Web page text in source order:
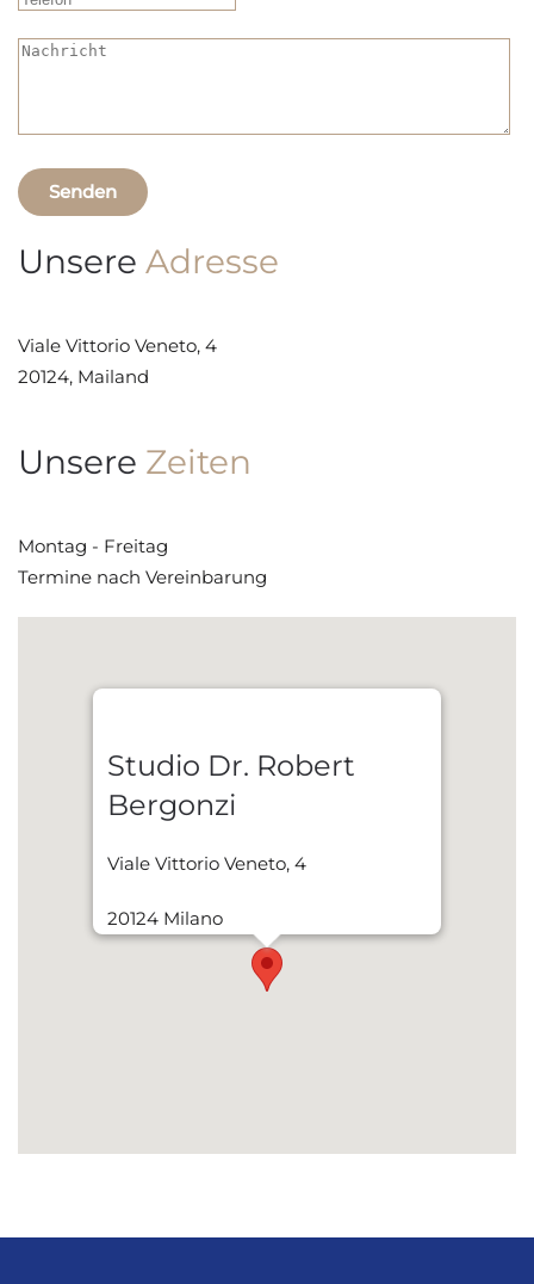
Senden
Unsere Adresse
Viale Vittorio Veneto, 4
20124, Mailand
Unsere Zeiten
Montag - Freitag
Termine nach Vereinbarung
Studio Dr. Robert
Bergonzi
Viale Vittorio Veneto, 4
20124 Milano